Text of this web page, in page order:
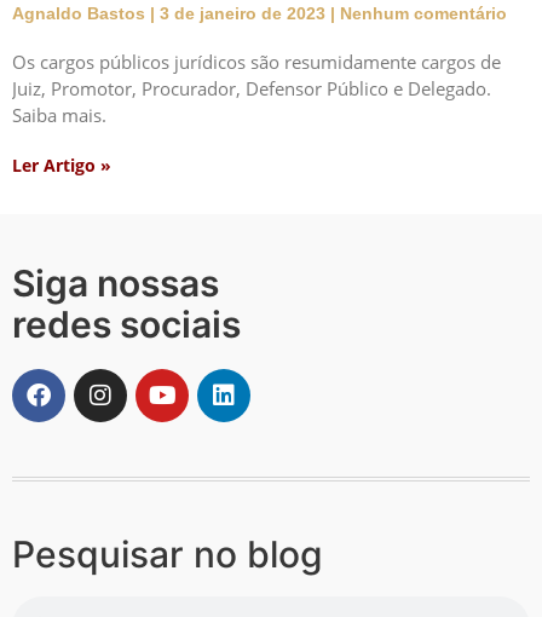
Agnaldo Bastos 3 de janeiro de 2023 Nenhum comentário
Os cargos públicos jurídicos são resumidamente cargos de
Juiz, Promotor, Procurador, Defensor Público e Delegado.
Saiba mais.
Ler Artigo »
Siga nossas
redes sociais
Pesquisar no blog